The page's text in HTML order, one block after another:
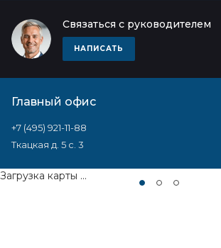
Связаться с руководителем
НАПИСАТЬ
Главный офис
+7 (495) 921-11-88
Ткацкая д. 5 с. 3
Загрузка карты ...